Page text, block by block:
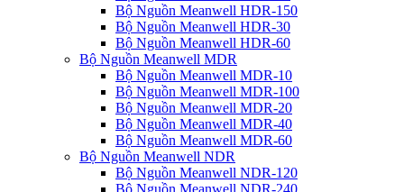
Bộ Nguồn Meanwell HDR-150
Bộ Nguồn Meanwell HDR-30
Bộ Nguồn Meanwell HDR-60
Bộ Nguồn Meanwell MDR
Bộ Nguồn Meanwell MDR-10
Bộ Nguồn Meanwell MDR-100
Bộ Nguồn Meanwell MDR-20
Bộ Nguồn Meanwell MDR-40
Bộ Nguồn Meanwell MDR-60
Bộ Nguồn Meanwell NDR
Bộ Nguồn Meanwell NDR-120
Bộ Nguồn Meanwell NDR-240